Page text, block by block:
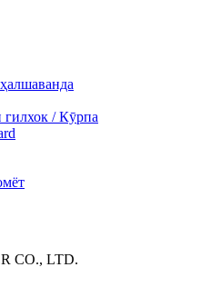
/ Кӯрпа
CO., LTD.